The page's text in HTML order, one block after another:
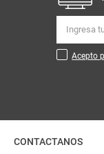
Acepto
CONTACTANOS